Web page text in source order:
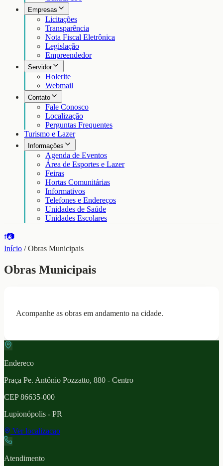
Empresas
Licitações
Transparência
Nota Fiscal Eletrônica
Legislação
Empreendedor
Servidor
Holerite
Webmail
Contato
Fale Conosco
Localização
Perguntas Frequentes
Turismo e Lazer
Informações
Agenda de Eventos
Área de Esportes e Lazer
Feiras
Hortas Comunitárias
Informativos
Telefones e Endereços
Unidades de Saúde
Unidades Escolares
f📷
Início /Obras Municipais
Obras Municipais
Acompanhe as obras em andamento na cidade.
Endereco
Praça Pe. Antônio Pozzatto, 880 - Centro
CEP86635-000
Lupionópolis - PR
Ver localizacao
Atendimento